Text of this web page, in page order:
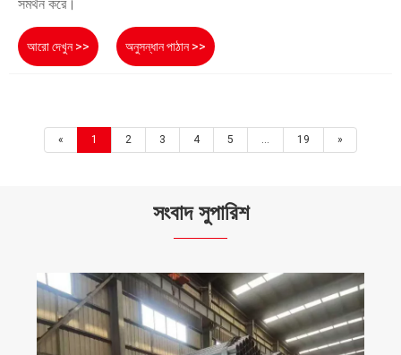
সমর্থন করে।
আরো দেখুন >> অনুসন্ধান পাঠান >>
« 1 2 3 4 5 19 »
সংবাদ সুপারিশ